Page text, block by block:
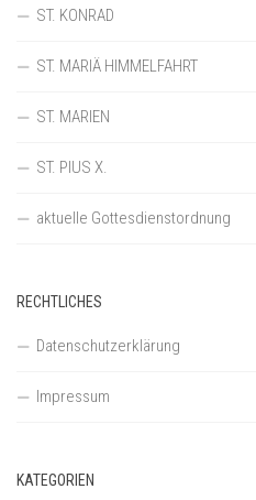
ST. KONRAD
ST. MARIÄ HIMMELFAHRT
ST. MARIEN
ST. PIUS X.
aktuelle Gottesdienstordnung
RECHTLICHES
Datenschutzerklärung
Impressum
KATEGORIEN